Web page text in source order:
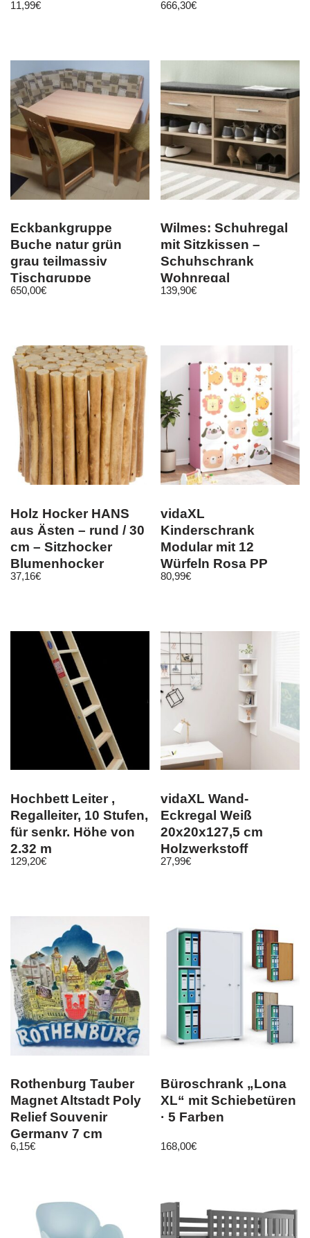
Cree 1200 Lumen
11,99€ ausziehbardesign
666,30€
Eckbankgruppe
Buche natur grün
grau teilmassiv
Tischgruppe
Essgruppe Essecke
650,00€
Wilmes: Schuhregal
mit Sitzkissen –
Schuhschrank
Wohnregal
Schuhbank –
139,90€
Holz Hocker HANS
aus Ästen – rund / 30
cm – Sitzhocker
Blumenhocker
Beistelltisch
37,16€
vidaXL
Kinderschrank
Modular mit 12
Würfeln Rosa PP
80,99€
Hochbett Leiter ,
Regalleiter, 10 Stufen,
für senkr. Höhe von
2,32 m
129,20€
vidaXL Wand-
Eckregal Weiß
20x20x127,5 cm
Holzwerkstoff
27,99€
Rothenburg Tauber
Magnet Altstadt Poly
Relief Souvenir
Germany 7 cm
6,15€
Büroschrank „Lona
XL“ mit Schiebetüren
· 5 Farben
168,00€